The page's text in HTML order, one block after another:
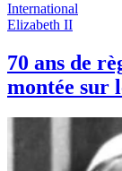
International
Elizabeth II
70 ans de
montée sur